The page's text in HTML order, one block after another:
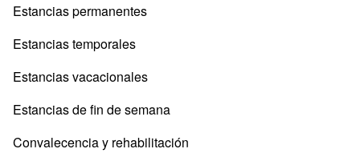
Estancias permanentes
Estancias temporales
Estancias vacacionales
Estancias de fin de semana
Convalecencia y rehabilitación